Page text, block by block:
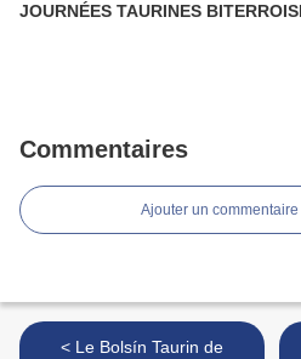
JOURNÉES TAURINES
Commentaires
Ajouter un commentaire
< Le Bolsín Taurin de